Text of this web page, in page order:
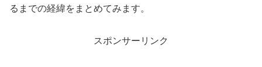
るまでの経緯をまとめてみます。
スポンサーリンク